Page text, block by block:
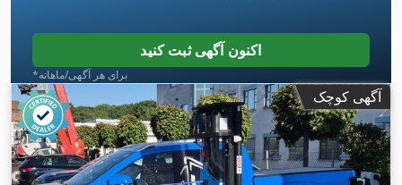
اکنون آگهی ثبت کنید
*برای هر آگهی/ماهانه
آگهی کوچک